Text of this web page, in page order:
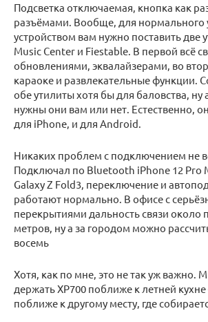
Подсветка отключаемая, кнопка как
разъёмами. Вообще, для нормального
устройством вам нужно поставить две
Music Center и Fiestable. В первой всё
обновлениями, эквалайзерами, во
караоке и развлекательные функции.
обе утилиты хотя бы для баловства,
нужны они вам или нет. Естественно,
для iPhone, и для Android.
Никаких проблем с подключением не
Подключал по Bluetooth iPhone 12 Pro
Galaxy Z Fold3, переключение и
работают нормально. В офисе с
перекрытиями дальность связи около
метров, ну а за городом можно
восемь
Хотя, как по мне, это не так уж важно.
держать XP700 поближе к летней
поближе к другому месту, где